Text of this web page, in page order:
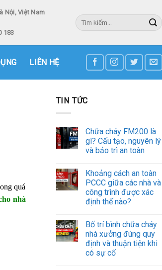
Nội, Việt Nam
183
Tìm
kiếm:
LIÊN HỆ
quá
nhà
TIN TỨC
Chữa cháy FM200 là
gì? Cấu tạo, nguyên lý
và bảo trì an toàn
Khoảng cách an toàn
PCCC giữa các nhà và
công trình được xác
định thế nào?
Bố trí bình chữa cháy
nhà xưởng đúng quy
định và thuận tiện khi
có sự cố